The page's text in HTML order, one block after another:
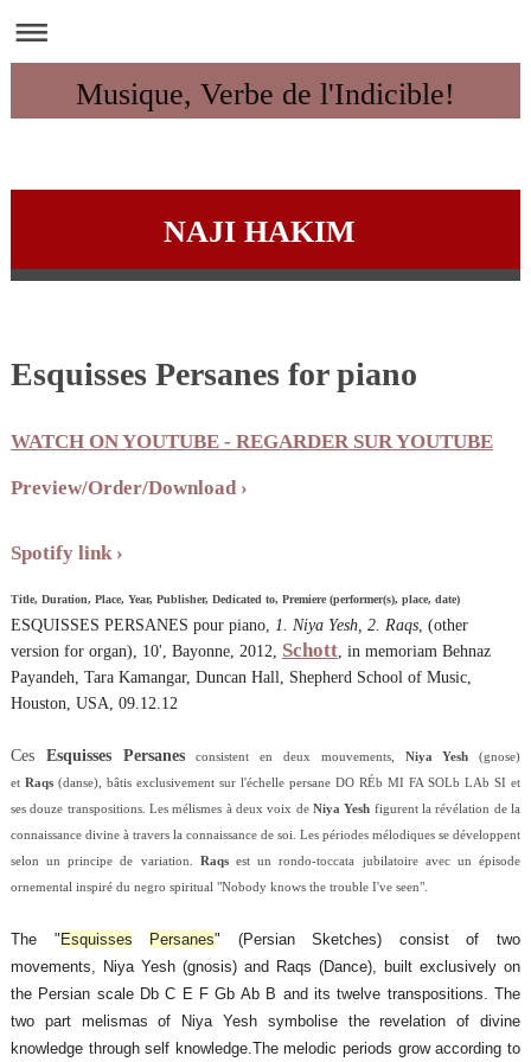
Musique, Verbe de l'Indicible!
NAJI HAKIM
Esquisses Persanes for piano
WATCH ON YOUTUBE - REGARDER SUR YOUTUBE
Preview/Order/Download
Spotify link
Title, Duration, Place, Year, Publisher, Dedicated to, Premiere (performer(s), place, date)
ESQUISSES PERSANES pour piano, 1. Niya Yesh, 2. Raqs, (other
version for organ), 10', Bayonne, 2012, Schott, in memoriam Behnaz
Payandeh, Tara Kamangar, Duncan Hall, Shepherd School of Music,
Houston, USA, 09.12.12
Ces Esquisses Persanes consistent en deux mouvements, Niya Yesh (gnose)
et Raqs (danse), bâtis exclusivement sur l'échelle persane DO RÉb MI FA SOLb LAb SI et
ses douze transpositions. Les mélismes à deux voix de Niya Yesh figurent la révélation de la
connaissance divine à travers la connaissance de soi. Les périodes mélodiques se développent
selon un principe de variation. Raqsest un rondo-toccata jubilatoire avec un épisode
ornemental inspiré du negro spiritual "Nobody knows the trouble I've seen".
The " Esquisses Persanes" (Persian Sketches) consist of two
movements, Niya Yesh (gnosis) and Raqs (Dance), built exclusively on
the Persian scale Db C E F Gb Ab B and its twelve transpositions. The
two part melismas of Niya Yesh symbolise the revelation of divine
knowledge through self knowledge.The melodic periods grow according to